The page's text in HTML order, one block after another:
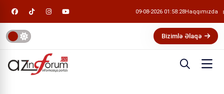
09-08-2026 01:58:29Haqqımızda
Bizimlə Əlaqə